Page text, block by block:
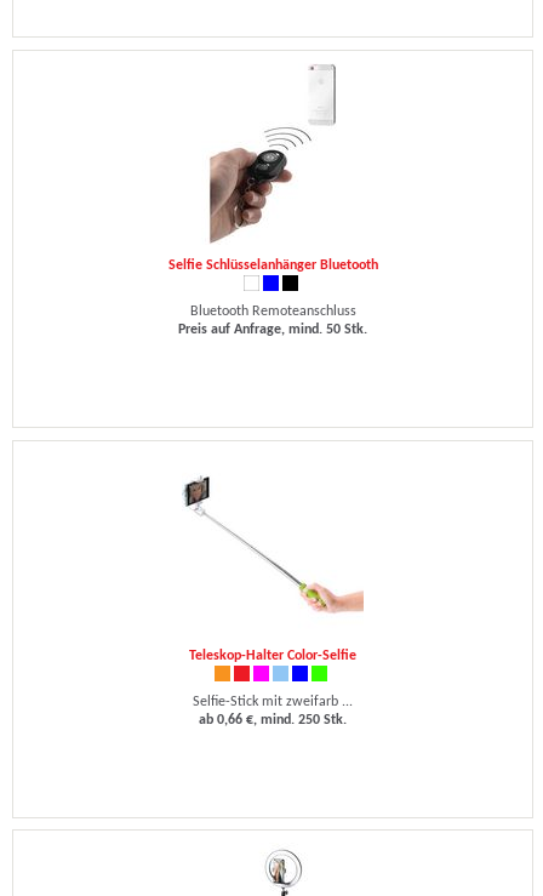
Selfie Schlüsselanhänger Bluetooth
Bluetooth Remoteanschluss
Preis auf Anfrage, mind. 50 Stk.
Teleskop-Halter Color-Selfie
Selfie-Stick mit zweifarb ...
ab 0,66 €, mind. 250 Stk.